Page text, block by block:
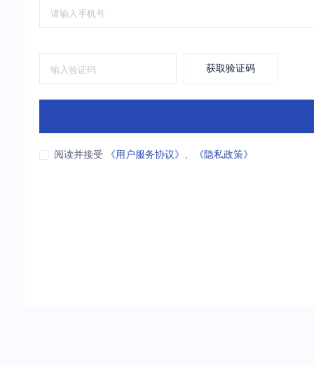
获取验证码
阅读并接受 《用户服务协议》 、 《隐私政策》